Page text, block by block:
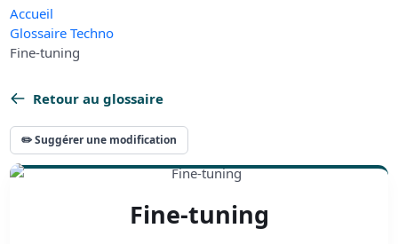
Accueil
Glossaire Techno
Fine-tuning
Retour au glossaire
✏️ Suggérer une modification
Fine-tuning